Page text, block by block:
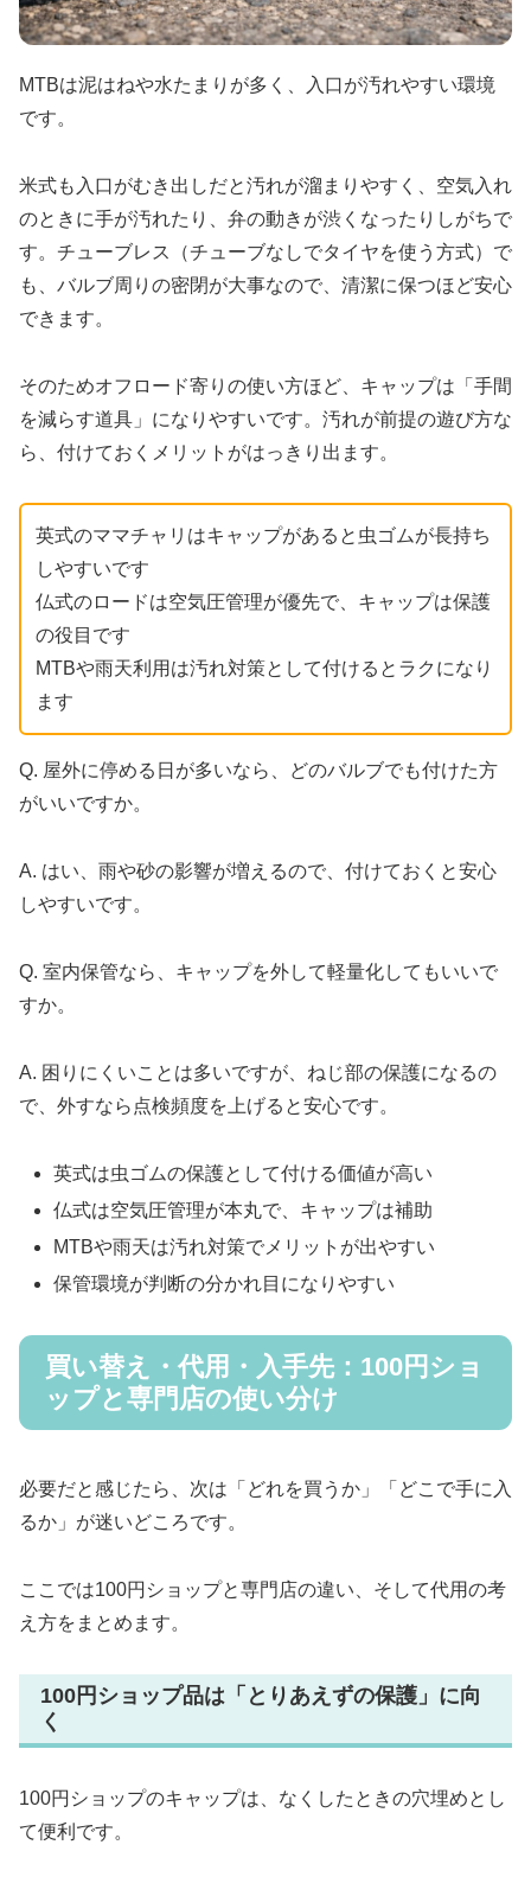
MTBは泥はねや水たまりが多く、入口が汚れやすい環境
です。
米式も入口がむき出しだと汚れが溜まりやすく、空気入れ
のときに手が汚れたり、弁の動きが渋くなったりしがちで
す。チューブレス（チューブなしでタイヤを使う方式）で
も、バルブ周りの密閉が大事なので、清潔に保つほど安心
できます。
そのためオフロード寄りの使い方ほど、キャップは「手間
を減らす道具」になりやすいです。汚れが前提の遊び方な
ら、付けておくメリットがはっきり出ます。
英式のママチャリはキャップがあると虫ゴムが長持ち
しやすいです
仏式のロードは空気圧管理が優先で、キャップは保護
の役目です
MTBや雨天利用は汚れ対策として付けるとラクになり
ます
Q. 屋外に停める日が多いなら、どのバルブでも付けた方
がいいですか。
A. はい、雨や砂の影響が増えるので、付けておくと安心
しやすいです。
Q. 室内保管なら、キャップを外して軽量化してもいいで
すか。
A. 困りにくいことは多いですが、ねじ部の保護になるの
で、外すなら点検頻度を上げると安心です。
英式は虫ゴムの保護として付ける価値が高い
仏式は空気圧管理が本丸で、キャップは補助
MTBや雨天は汚れ対策でメリットが出やすい
保管環境が判断の分かれ目になりやすい
買い替え・代用・入手先：100円ショ
ップと専門店の使い分け
必要だと感じたら、次は「どれを買うか」「どこで手に入
るか」が迷いどころです。
ここでは100円ショップと専門店の違い、そして代用の考
え方をまとめます。
100円ショップ品は「とりあえずの保護」に向
く
100円ショップのキャップは、なくしたときの穴埋めとし
て便利です。